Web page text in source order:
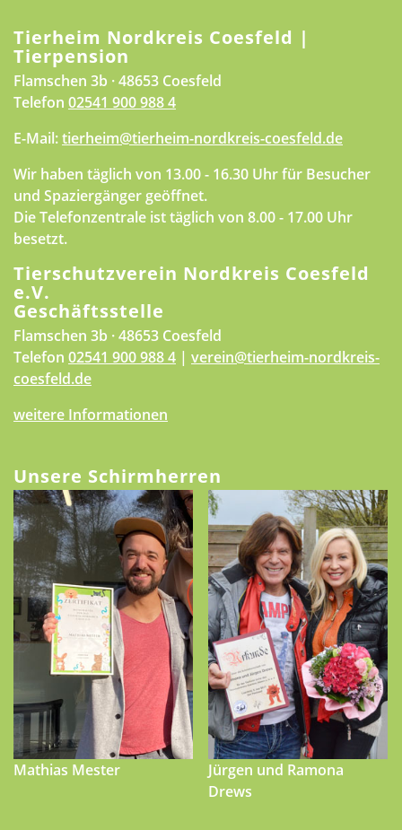
Tierheim Nordkreis Coesfeld |
Tierpension
Flamschen 3b · 48653 Coesfeld
Telefon 02541 900 988 4
E-Mail:tierheim@tierheim-nordkreis-coesfeld.de
Wir haben täglich von 13.00 - 16.30 Uhr für Besucher
und Spaziergänger geöffnet.
Die Telefonzentrale ist täglich von 8.00 - 17.00 Uhr
besetzt.
Tierschutzverein Nordkreis Coesfeld
e.V.
Geschäftsstelle
Flamschen 3b · 48653 Coesfeld
Telefon 02541 900 988 4 | verein@tierheim-nordkreis-
coesfeld.de
weitere Informationen
Unsere Schirmherren
Mathias Mester
Jürgen und Ramona
Drews